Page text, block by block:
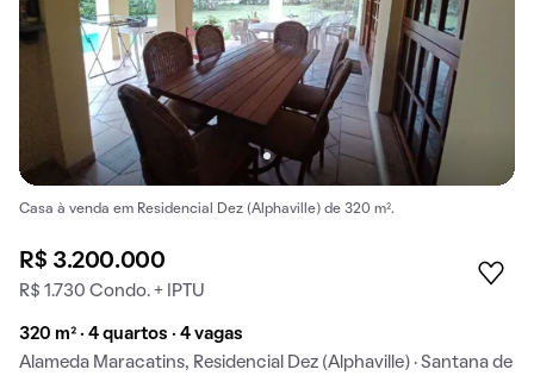
Casa à venda em Residencial Dez (Alphaville) de 320 m².
R$ 3.200.000
R$ 1.730 Condo. + IPTU
320 m² · 4 quartos · 4 vagas
Alameda Maracatins, Residencial Dez (Alphaville) · Santana de